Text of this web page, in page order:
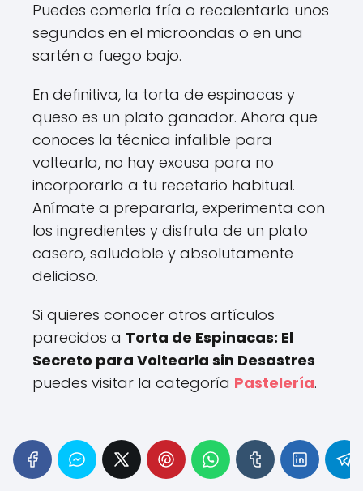
Puedes comerla fría o recalentarla unos
segundos en el microondas o en una
sartén a fuego bajo.
En definitiva, la torta de espinacas y
queso es un plato ganador. Ahora que
conoces la técnica infalible para
voltearla, no hay excusa para no
incorporarla a tu recetario habitual.
Anímate a prepararla, experimenta con
los ingredientes y disfruta de un plato
casero, saludable y absolutamente
delicioso.
Si quieres conocer otros artículos
parecidos a Torta de Espinacas: El
Secreto para Voltearla sin Desastres
puedes visitar la categoría Pastelería.